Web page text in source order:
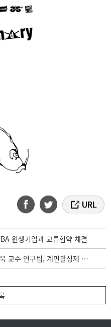
원생기업과 교류협약 체결
화학에너지공학과 강상욱 교수 연구팀, 계면활성제 없이도 장시간 촉촉한 화장품 세럼 개발 성공